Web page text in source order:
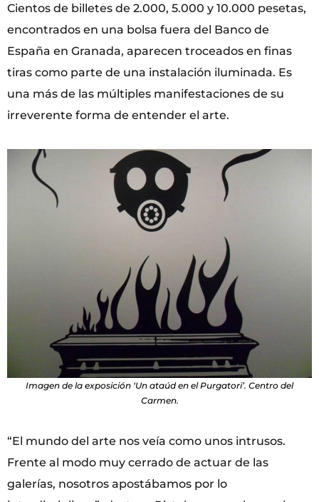
Cientos de billetes de 2.000, 5.000 y 10.000 pesetas,
encontrados en una bolsa fuera del Banco de
España en Granada, aparecen troceados en finas
tiras como parte de una instalación iluminada. Es
una más de las múltiples manifestaciones de su
irreverente forma de entender el arte.
Imagen de la exposición ‘Un ataúd en el Purgatori’. Centro del
Carmen.
“El mundo del arte nos veía como unos intrusos.
Frente al modo muy cerrado de actuar de las
galerías, nosotros apostábamos por lo